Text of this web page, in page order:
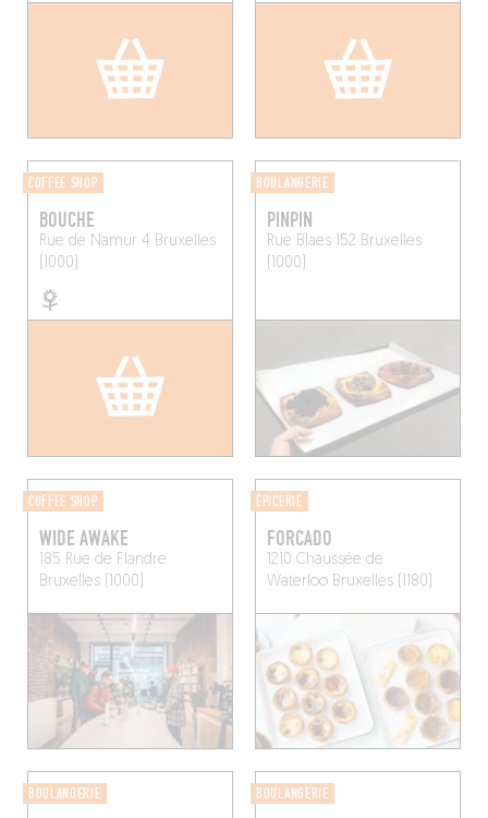
COFFEE SHOP
BOUCHE
Rue de Namur 4 Bruxelles
(1000)
BOULANGERIE
PINPIN
Rue Blaes 152 Bruxelles
(1000)
COFFEE SHOP
WIDE AWAKE
185 Rue de Flandre
Bruxelles (1000)
ÉPICERIE
FORCADO
1210 Chaussée de
Waterloo Bruxelles (1180)
BOULANGERIE BOULANGERIE